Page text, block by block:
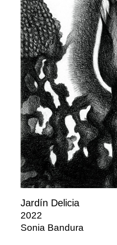
Jardín Delicia
2022
Sonia Bandura